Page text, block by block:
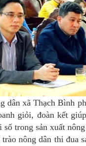
dân xã Thạch Bình
giỏi, đoàn kết
số trong sản xuất
nông dân thi đua